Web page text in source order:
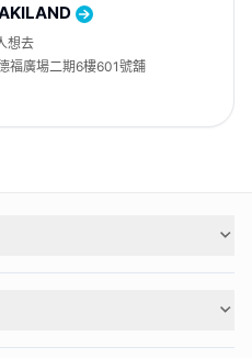
想去
福廣場二期6樓601號舖